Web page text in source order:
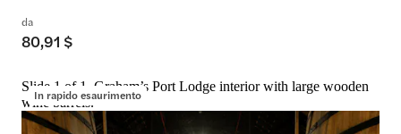
da
80,91 $
In rapido esaurimento
Slide 1 of 1, Graham’s Port Lodge interior with large wooden
wine barrels.